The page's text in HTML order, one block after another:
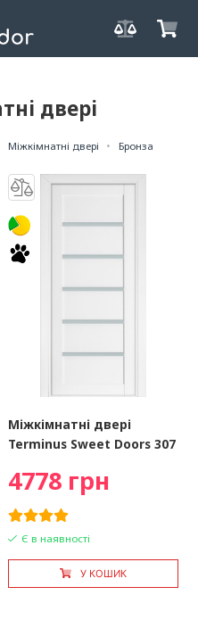
двері
Міжкімнатні двері Бронза
Міжкімнатні двері
Terminus Sweet Doors 307
4778 грн
Є в наявності
У КОШИК